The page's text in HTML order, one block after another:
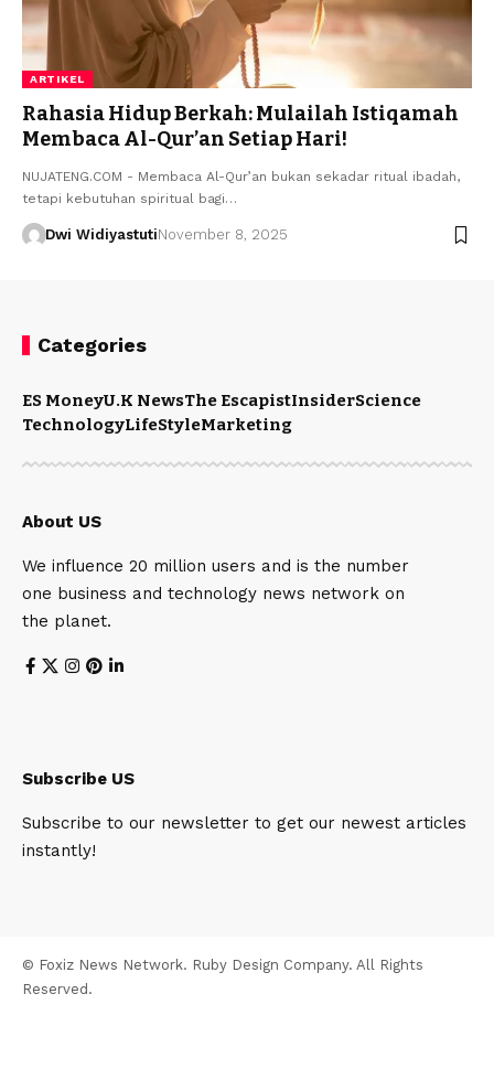
ARTIKEL
Rahasia Hidup Berkah: Mulailah Istiqamah
Membaca Al-Qur’an Setiap Hari!
NUJATENG.COM - Membaca Al-Qur’an bukan sekadar ritual ibadah,
tetapi kebutuhan spiritual bagi…
Dwi WidiyastutiNovember 8, 2025
Categories
ES MoneyU.K NewsThe EscapistInsiderScience
TechnologyLifeStyleMarketing
About US
We influence 20 million users and is the number
one business and technology news network on
the planet.
Subscribe US
Subscribe to our newsletter to get our newest articles
instantly!
© Foxiz News Network. Ruby Design Company. All Rights
Reserved.